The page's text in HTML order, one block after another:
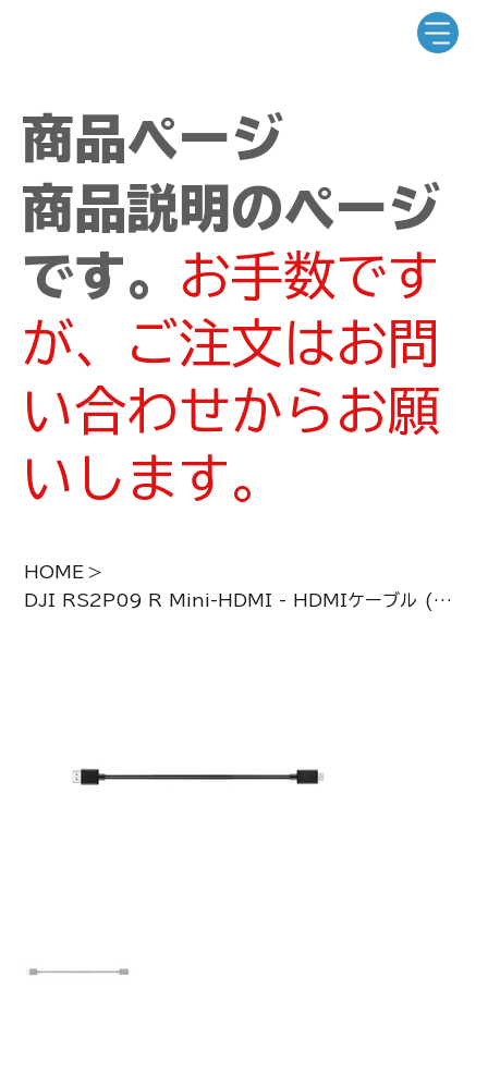
商品ページ
商品説明のページ
です。 お手数です
が、ご注文はお問
い合わせからお願
いします。
HOME >
DJI RS2P09 R Mini-HDMI - HDMIケーブル (20 cm)